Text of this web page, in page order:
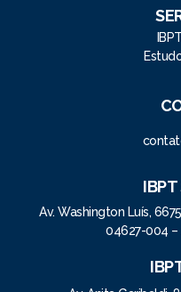
Av. Washington Luís,
04627-004 –